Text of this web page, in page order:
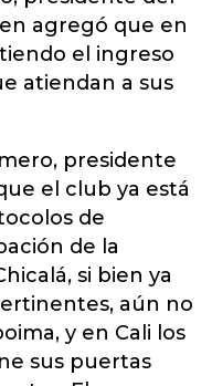
agregó que en
el ingreso
atiendan a sus
presidente
el club ya está
de
de la
si bien ya
aún no
y en Cali los
sus puertas